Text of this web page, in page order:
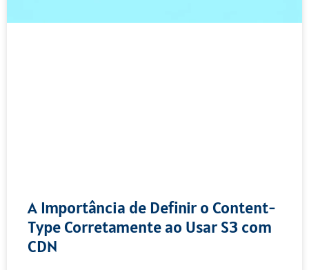
A Importância de Definir o Content-
Type Corretamente ao Usar S3 com
CDN